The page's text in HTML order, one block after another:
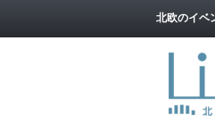
北欧のイベ